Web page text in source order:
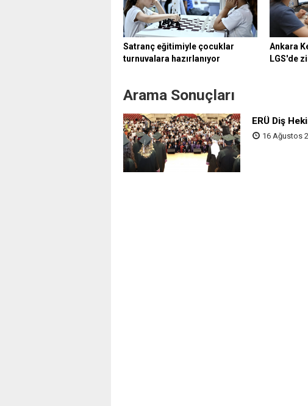
Satranç eğitimiyle çocuklar
turnuvalara hazırlanıyor
Ankara
LGS'de
Arama Sonuçları
ERÜ Diş
16 Ağustos